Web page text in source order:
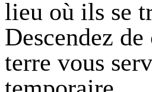
lieu où ils se
Descendez
terre vous